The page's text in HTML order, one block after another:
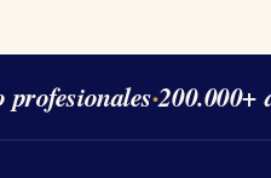
·200.000+